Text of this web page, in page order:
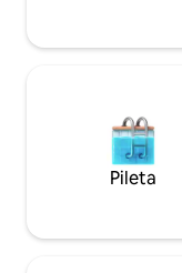
Pileta